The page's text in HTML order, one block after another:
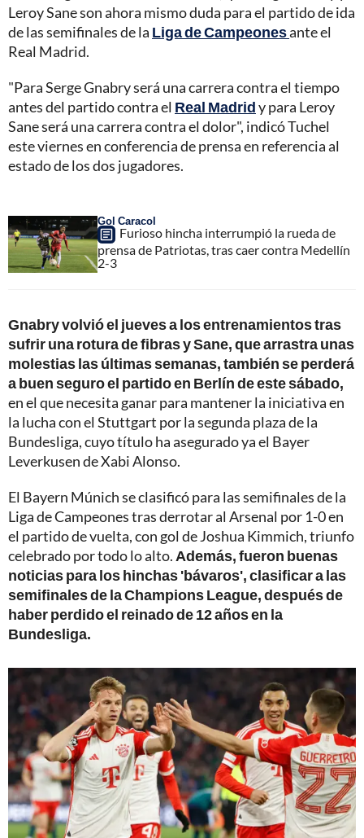
Leroy Sane son ahora mismo duda para el partido de ida
de las semifinales de la Liga de Campeonesante el
Real Madrid.
"Para Serge Gnabry será una carrera contra el tiempo
antes del partido contra el Real Madridy para Leroy
Sane será una carrera contra el dolor", indicó Tuchel
este viernes en conferencia de prensa en referencia al
estado de los dos jugadores.
Gol Caracol
Furioso hincha interrumpió la rueda de
prensa de Patriotas, tras caer contra Medellín
2-3
Gnabry volvió el jueves a los entrenamientos tras
sufrir una rotura de fibras y Sane, que arrastra unas
molestias las últimas semanas, también se perderá
a buen seguro el partido en Berlín de este sábado,
en el que necesita ganar para mantener la iniciativa en
la lucha con el Stuttgart por la segunda plaza de la
Bundesliga, cuyo título ha asegurado ya el Bayer
Leverkusen de Xabi Alonso.
El Bayern Múnich se clasificó para las semifinales de la
Liga de Campeones tras derrotar al Arsenal por 1-0 en
el partido de vuelta, con gol de Joshua Kimmich, triunfo
celebrado por todo lo alto. Además, fueron buenas
noticias para los hinchas 'bávaros', clasificar a las
semifinales de la Champions League, después de
haber perdido el reinado de 12 años en la
Bundesliga.